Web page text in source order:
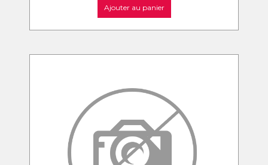
Ajouter au panier